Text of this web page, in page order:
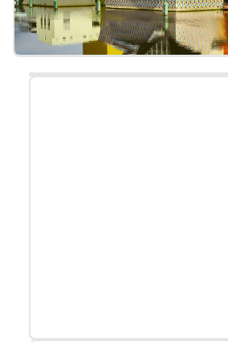
Reserveer uw tickets online met
Lees meer over toegankelijkheid.